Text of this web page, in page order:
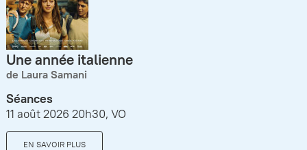
Une année italienne
de Laura Samani
Séances
11 août 2026 20h30, VO
EN SAVOIR PLUS